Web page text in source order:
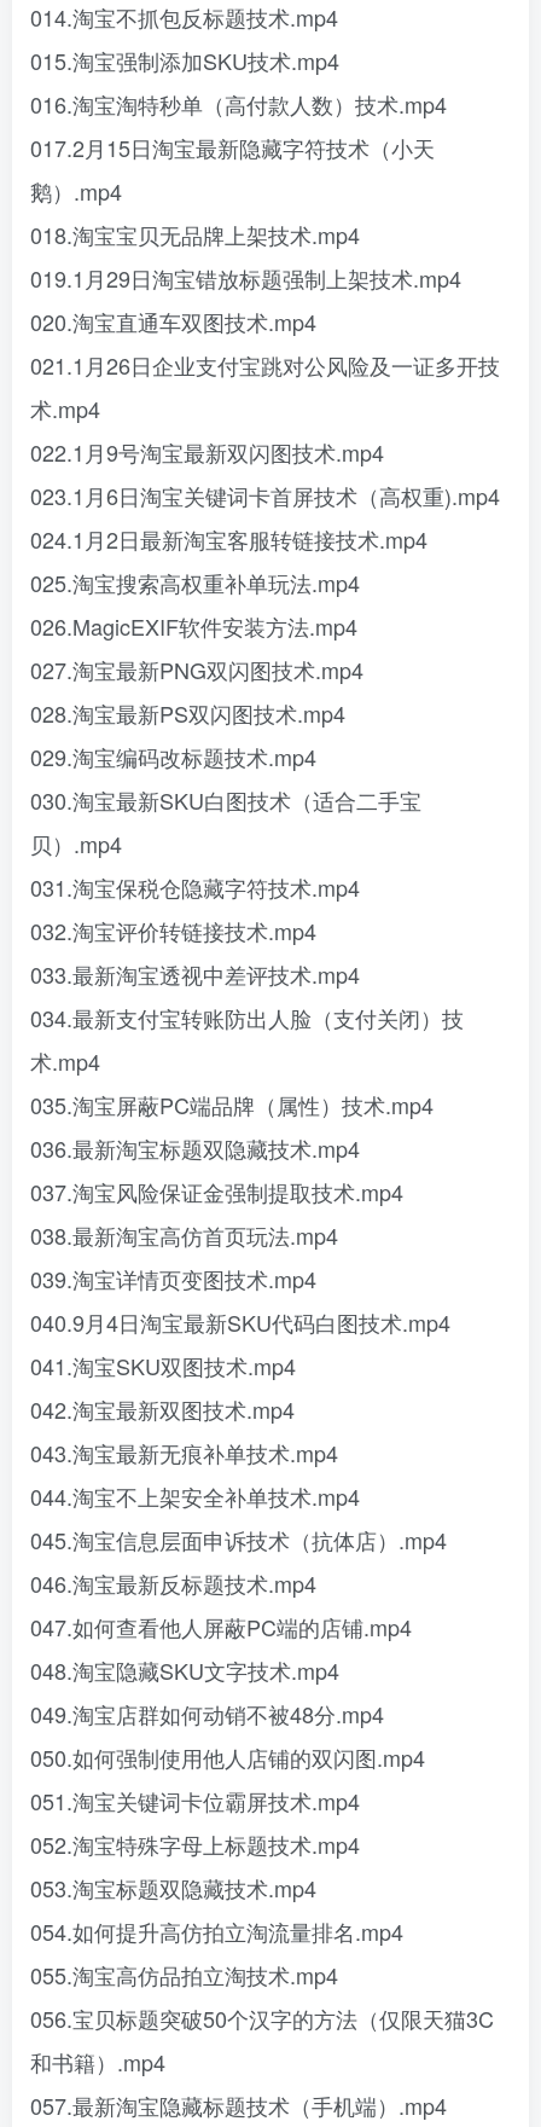
014.淘宝不抓包反标题技术.mp4
015.淘宝强制添加SKU技术.mp4
016.淘宝淘特秒单（高付款人数）技术.mp4
017.2月15日淘宝最新隐藏字符技术（小天
鹅）.mp4
018.淘宝宝贝无品牌上架技术.mp4
019.1月29日淘宝错放标题强制上架技术.mp4
020.淘宝直通车双图技术.mp4
021.1月26日企业支付宝跳对公风险及一证多开技
术.mp4
022.1月9号淘宝最新双闪图技术.mp4
023.1月6日淘宝关键词卡首屏技术（高权重).mp4
024.1月2日最新淘宝客服转链接技术.mp4
025.淘宝搜索高权重补单玩法.mp4
026.MagicEXIF软件安装方法.mp4
027.淘宝最新PNG双闪图技术.mp4
028.淘宝最新PS双闪图技术.mp4
029.淘宝编码改标题技术.mp4
030.淘宝最新SKU白图技术（适合二手宝
贝）.mp4
031.淘宝保税仓隐藏字符技术.mp4
032.淘宝评价转链接技术.mp4
033.最新淘宝透视中差评技术.mp4
034.最新支付宝转账防出人脸（支付关闭）技
术.mp4
035.淘宝屏蔽PC端品牌（属性）技术.mp4
036.最新淘宝标题双隐藏技术.mp4
037.淘宝风险保证金强制提取技术.mp4
038.最新淘宝高仿首页玩法.mp4
039.淘宝详情页变图技术.mp4
040.9月4日淘宝最新SKU代码白图技术.mp4
041.淘宝SKU双图技术.mp4
042.淘宝最新双图技术.mp4
043.淘宝最新无痕补单技术.mp4
044.淘宝不上架安全补单技术.mp4
045.淘宝信息层面申诉技术（抗体店）.mp4
046.淘宝最新反标题技术.mp4
047.如何查看他人屏蔽PC端的店铺.mp4
048.淘宝隐藏SKU文字技术.mp4
049.淘宝店群如何动销不被48分.mp4
050.如何强制使用他人店铺的双闪图.mp4
051.淘宝关键词卡位霸屏技术.mp4
052.淘宝特殊字母上标题技术.mp4
053.淘宝标题双隐藏技术.mp4
054.如何提升高仿拍立淘流量排名.mp4
055.淘宝高仿品拍立淘技术.mp4
056.宝贝标题突破50个汉字的方法（仅限天猫3C
和书籍）.mp4
057.最新淘宝隐藏标题技术（手机端）.mp4